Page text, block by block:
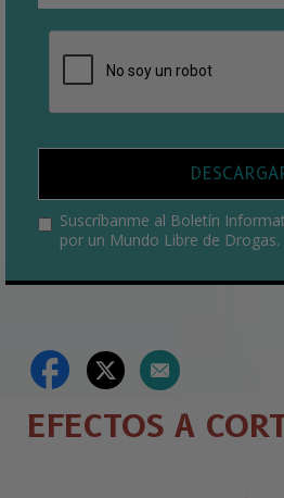
Suscríbanme al Boletín
por un Mundo Libre de Drogas.
EFECTOS A